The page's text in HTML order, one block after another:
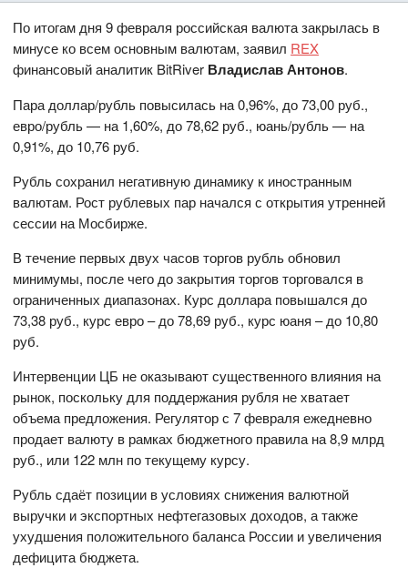
По итогам дня 9 февраля российская валюта закрылась в
минусе ко всем основным валютам, заявил REX
финансовый аналитик BitRiver Владислав Антонов.
Пара доллар/рубль повысилась на 0,96%, до 73,00 руб.,
евро/рубль — на 1,60%, до 78,62 руб., юань/рубль — на
0,91%, до 10,76 руб.
Рубль сохранил негативную динамику к иностранным
валютам. Рост рублевых пар начался с открытия утренней
сессии на Мосбирже.
В течение первых двух часов торгов рубль обновил
минимумы, после чего до закрытия торгов торговался в
ограниченных диапазонах. Курс доллара повышался до
73,38 руб., курс евро – до 78,69 руб., курс юаня – до 10,80
руб.
Интервенции ЦБ не оказывают существенного влияния на
рынок, поскольку для поддержания рубля не хватает
объема предложения. Регулятор с 7 февраля ежедневно
продает валюту в рамках бюджетного правила на 8,9 млрд
руб., или 122 млн по текущему курсу.
Рубль сдаёт позиции в условиях снижения валютной
выручки и экспортных нефтегазовых доходов, а также
ухудшения положительного баланса России и увеличения
дефицита бюджета.